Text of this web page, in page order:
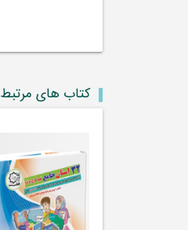
کتاب های مرتبط